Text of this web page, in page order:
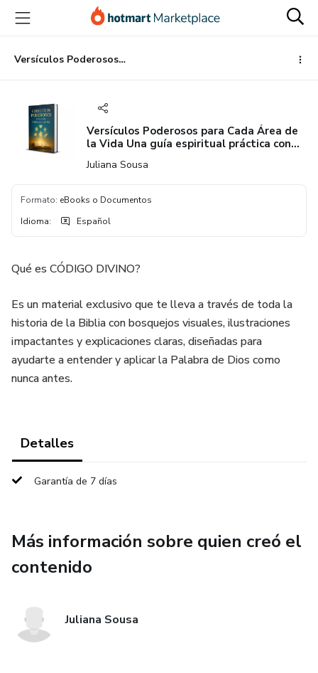
principal
página
de
página
Versículos Poderosos para Cada Área de la Vida Una guía espiritual práctica con versículos bíbli
Versículos Poderosos para Cada Área de
la Vida Una guía espiritual práctica con
Juliana Sousa
Formato: eBooks o Documentos
Idioma: Español
Qué es CÓDIGO DIVINO?
Es un material exclusivo que te lleva a través de toda la
historia de la Biblia con bosquejos visuales, ilustraciones
impactantes y explicaciones claras, diseñadas para
ayudarte a entender y aplicar la Palabra de Dios como
nunca antes.
Detalles
Garantía de 7 días
Más información sobre quien creó el
contenido
Juliana Sousa